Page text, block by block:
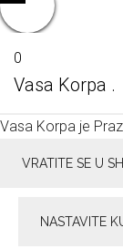
0
Vasa Korpa .
Vasa Korpa je
VRATITE SE U
NASTAVITE